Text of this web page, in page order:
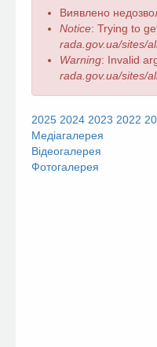
Повідомлення
про
помилку
Виявлено
Notice: Trying to
rada.gov.ua/sites/
Warning: Invalid
rada.gov.ua/sites/
2025 2024 2023 2022
Медіагалерея
Відеогалерея
Фотогалерея